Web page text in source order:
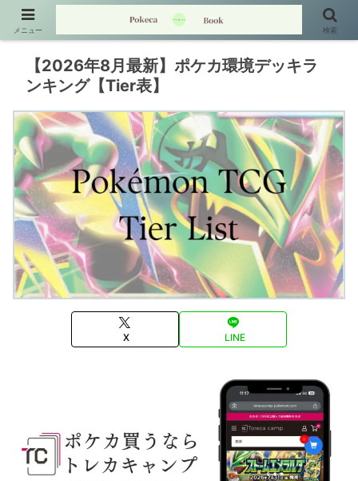
【2026年8月最新】ポケカ環境デッキラ
ンキング【Tier表】
X LINE
メニュー 検索